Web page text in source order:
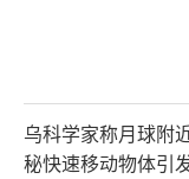
乌科学家称月球附
秘快速移动物体引